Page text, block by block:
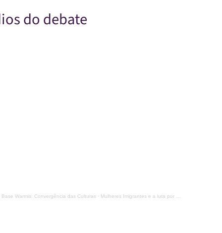
do debate
Warmis: Convergência das Culturas · Mulheres Imigrantes e a luta por moradia em São Paulo (parte 1)